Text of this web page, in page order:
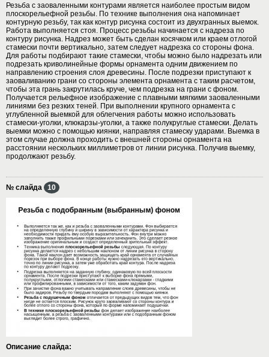
Резьба с заоваленными контурами является наиболее простым видом
плоскорельефной резьбы. По технике выполнения она напоминает
контурную резьбу, так как контур рисунка состоит из двухгранных выемок.
Работа выполняется стоя. Процесс резьбы начинается с надреза по
контуру рисунка. Надрез может быть сделан косячком или краем отлогой
стамески почти вертикально, затем следует надрезка со стороны фона.
Для работы подбирают такие стамески, чтобы можно было надрезать или
подрезать криволинейные формы орнамента одним движением по
направлению строения слоя древесины. После подрезки приступают к
заоваливанию грани со стороны элемента орнамента с таким расчетом,
чтобы эта грань закрутилась круче, чем подрезка на грани с фоном.
Получается рельефное изображение с плавными мягкими заоваленными
линиями без резких теней. При выполнении крупного орнамента с
углубленной выемкой для облегчения работы можно использовать
стамески-уголки, клюкарзы-уголки, а также полукруглые стамески. Делать
выемки можно с помощью киянки, направляя стамеску ударами. Выемка в
этом случае должна проходить с внешней стороны орнамента на
расстоянии нескольких миллиметров от линии рисунка. Получив выемку,
продолжают резьбу.
№ слайда 10
Описание слайда: